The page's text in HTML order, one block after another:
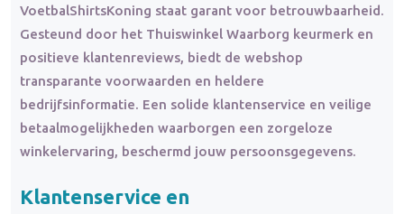
VoetbalShirtsKoning staat garant voor betrouwbaarheid.
Gesteund door het Thuiswinkel Waarborg keurmerk en
positieve klantenreviews, biedt de webshop
transparante voorwaarden en heldere
bedrijfsinformatie. Een solide klantenservice en veilige
betaalmogelijkheden waarborgen een zorgeloze
winkelervaring, beschermd jouw persoonsgegevens.
Klantenservice en